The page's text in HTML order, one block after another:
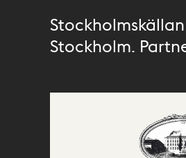
Stockholm.